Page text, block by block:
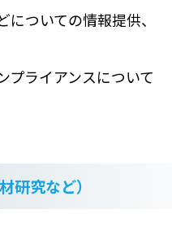
ついての情報提供、
プライアンスについて
研究など）